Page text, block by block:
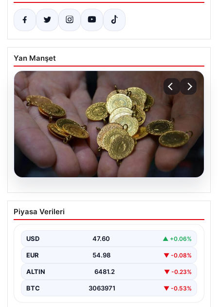
Yan Manşet
05.08.2026
Altın fiyatları canlı 14 Nisan 2026: Altın
fiyatları ne kadar oldu? Gram, çeyrek,
fiyatları
Piyasa Verileri
USD 47.60 ▲ +0.06%
EUR 54.98 ▼ -0.08%
ALTIN 6481.2 ▼ -0.23%
BTC 3063971 ▼ -0.53%